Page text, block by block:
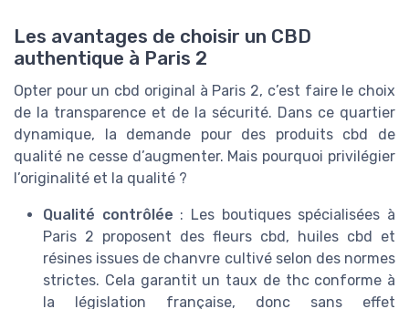
Les avantages de choisir un CBD
authentique à Paris 2
Opter pour un cbd original à Paris 2, c’est faire le choix
de la transparence et de la sécurité. Dans ce quartier
dynamique, la demande pour des produits cbd de
qualité ne cesse d’augmenter. Mais pourquoi privilégier
l’originalité et la qualité ?
Qualité contrôlée : Les boutiques spécialisées à
Paris 2 proposent des fleurs cbd, huiles cbd et
résines issues de chanvre cultivé selon des normes
strictes. Cela garantit un taux de thc conforme à
la législation française, donc sans effet